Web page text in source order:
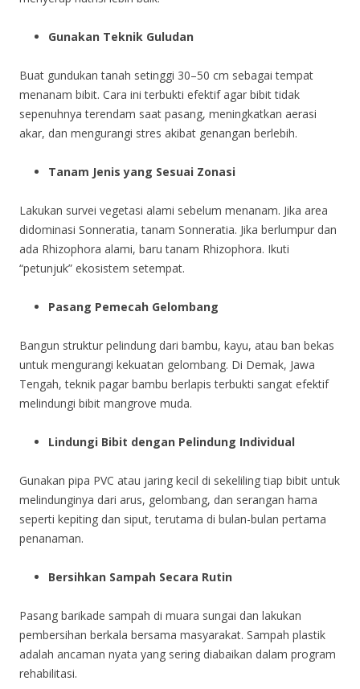
Gunakan Teknik Guludan
Buat gundukan tanah setinggi 30–50 cm sebagai tempat
menanam bibit. Cara ini terbukti efektif agar bibit tidak
sepenuhnya terendam saat pasang, meningkatkan aerasi
akar, dan mengurangi stres akibat genangan berlebih.
Tanam Jenis yang Sesuai Zonasi
Lakukan survei vegetasi alami sebelum menanam. Jika area
didominasi Sonneratia, tanam Sonneratia. Jika berlumpur dan
ada Rhizophora alami, baru tanam Rhizophora. Ikuti
“petunjuk” ekosistem setempat.
Pasang Pemecah Gelombang
Bangun struktur pelindung dari bambu, kayu, atau ban bekas
untuk mengurangi kekuatan gelombang. Di Demak, Jawa
Tengah, teknik pagar bambu berlapis terbukti sangat efektif
melindungi bibit mangrove muda.
Lindungi Bibit dengan Pelindung Individual
Gunakan pipa PVC atau jaring kecil di sekeliling tiap bibit untuk
melindunginya dari arus, gelombang, dan serangan hama
seperti kepiting dan siput, terutama di bulan-bulan pertama
penanaman.
Bersihkan Sampah Secara Rutin
Pasang barikade sampah di muara sungai dan lakukan
pembersihan berkala bersama masyarakat. Sampah plastik
adalah ancaman nyata yang sering diabaikan dalam program
rehabilitasi.